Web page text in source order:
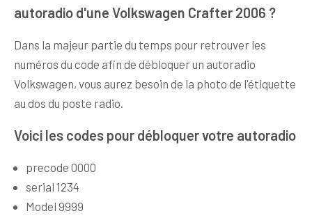
autoradio d'une Volkswagen Crafter 2006 ?
Dans la majeur partie du temps pour retrouver les
numéros du code afin de débloquer un autoradio
Volkswagen, vous aurez besoin de la photo de l'étiquette
au dos du poste radio.
Voici les codes pour débloquer votre autoradio
precode 0000
serial 1234
Model 9999